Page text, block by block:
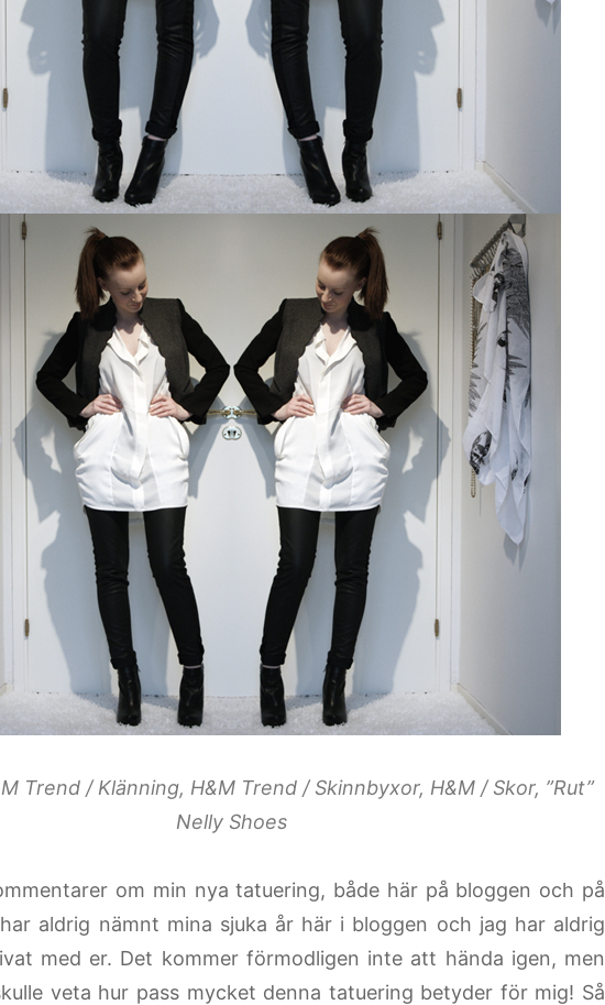
Trend / Klänning, H&M Trend / Skinnbyxor, H&M / Skor, ”Rut”
Nelly Shoes
om min nya tatuering, både här på bloggen och på
aldrig nämnt mina sjuka år här i bloggen och jag har aldrig
med er. Det kommer förmodligen inte att hända igen, men
veta hur pass mycket denna tatuering betyder för mig! Så